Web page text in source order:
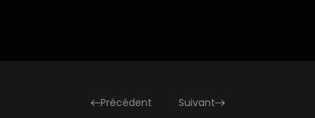
Précédent Suivant